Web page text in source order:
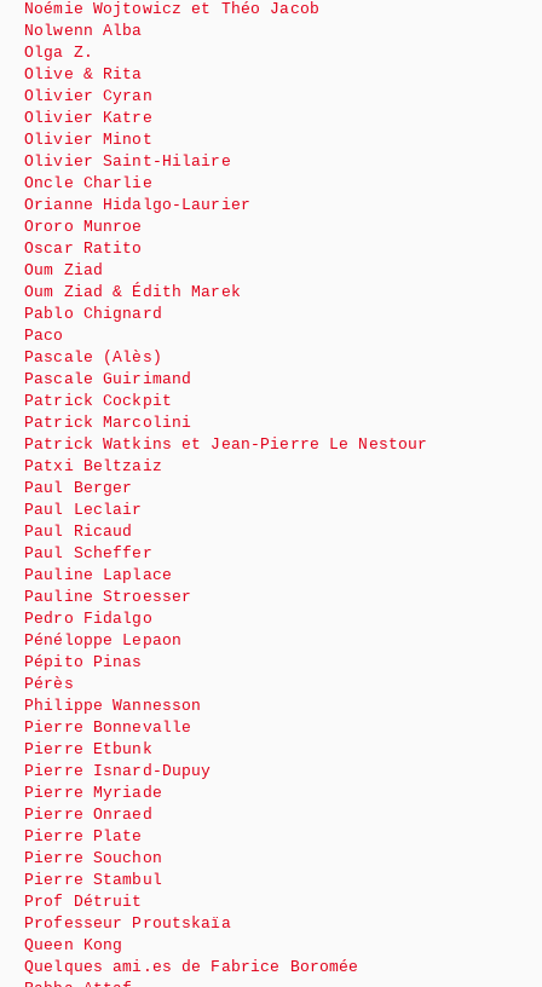
Noémie Wojtowicz et Théo Jacob
Nolwenn Alba
Olga Z.
Olive & Rita
Olivier Cyran
Olivier Katre
Olivier Minot
Olivier Saint-Hilaire
Oncle Charlie
Orianne Hidalgo-Laurier
Ororo Munroe
Oscar Ratito
Oum Ziad
Oum Ziad & Édith Marek
Pablo Chignard
Paco
Pascale (Alès)
Pascale Guirimand
Patrick Cockpit
Patrick Marcolini
Patrick Watkins et Jean-Pierre Le Nestour
Patxi Beltzaiz
Paul Berger
Paul Leclair
Paul Ricaud
Paul Scheffer
Pauline Laplace
Pauline Stroesser
Pedro Fidalgo
Pénéloppe Lepaon
Pépito Pinas
Pérès
Philippe Wannesson
Pierre Bonnevalle
Pierre Etbunk
Pierre Isnard-Dupuy
Pierre Myriade
Pierre Onraed
Pierre Plate
Pierre Souchon
Pierre Stambul
Prof Détruit
Professeur Proutskaïa
Queen Kong
Quelques ami.es de Fabrice Boromée